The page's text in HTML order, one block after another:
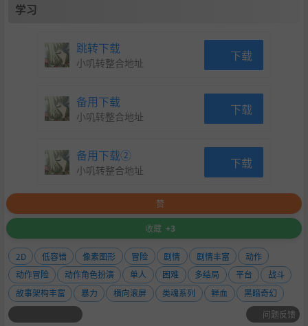
学习
跳转下载
小叽转整合地址 下载
备用下载
小叽转整合地址 下载
备用下载②
小叽转整合地址 下载
赞
收藏 +3
2D 低容错 像素图形 冒险 剧情 剧情丰富
动作
动作冒险
动作角色扮演 单人 困难 多结局 平台
战斗
故事架构丰富
暴力 横向滚屏 类魂系列 鲜血
黑暗奇幻
问题反馈